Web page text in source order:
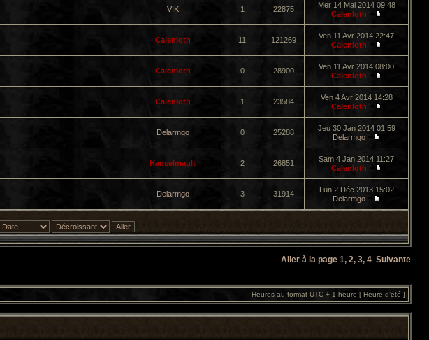
VIK 1 22875
Mer 14 Mai 2014 09:48
Calenloth
Calenloth 11 121269
Ven 11 Avr 2014 22:47
Calenloth
Calenloth 0 28900
Ven 11 Avr 2014 08:00
Calenloth
Calenloth 1 23584
Ven 4 Avr 2014 14:28
Calenloth
Delarmgo 0 25288
Jeu 30 Jan 2014 01:59
Delarmgo
Hanselmault 2 26851
Sam 4 Jan 2014 11:27
Calenloth
Delarmgo 3 31914
Lun 2 Déc 2013 15:02
Delarmgo
Aller à la page 1, 2, 3, 4 Suivante
Heures au format UTC + 1 heure [ Heure d’été ]